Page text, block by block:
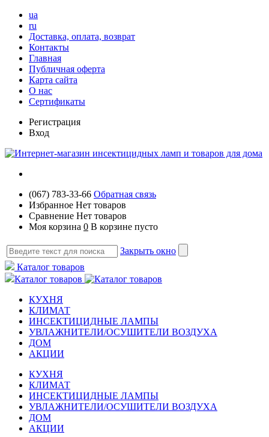
ua
ru
Доставка, оплата, возврат
Контакты
Главная
Публичная оферта
Карта сайта
О нас
Сертификаты
Регистрация
Вход
(067) 783-33-66 Обратная связь
Избранное Нет товаров
Сравнение Нет товаров
Моя корзина 0 В корзине пусто
Закрыть окно
Каталог товаров
Каталог товаров
КУХНЯ
КЛИМАТ
ИНСЕКТИЦИДНЫЕ ЛАМПЫ
УВЛАЖНИТЕЛИ/ОСУШИТЕЛИ ВОЗДУХА
ДОМ
АКЦИИ
КУХНЯ
КЛИМАТ
ИНСЕКТИЦИДНЫЕ ЛАМПЫ
УВЛАЖНИТЕЛИ/ОСУШИТЕЛИ ВОЗДУХА
ДОМ
АКЦИИ